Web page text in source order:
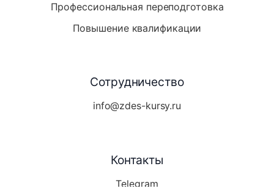
Профессиональная переподготовка
Повышение квалификации
Сотрудничество
info@zdes-kursy.ru
Контакты
Telegram